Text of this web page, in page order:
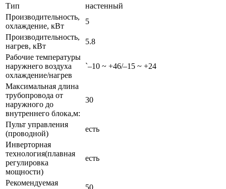
Тип
настенный
Производительность,
охлаждение, кВт
5
Производительность,
нагрев, кВт
5.8
Рабочие температуры
наружнего воздуха
охлаждение/нагрев
`–10 ~ +46/–15 ~ +24
Максимальная длина
трубопровода от
наружного до
внутреннего блока,м:
30
Пульт управления
(проводной)
есть
Инверторная
технология(плавная
регулировка
мощности)
есть
Рекомендуемая
50